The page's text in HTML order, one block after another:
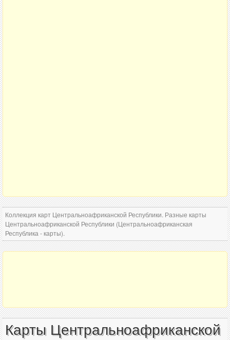
Коллекция карт Центральноафриканской Республики. Разные карты
Центральноафриканской Республики (Центральноафриканская
Республика - карты).
Карты Центральноафриканской